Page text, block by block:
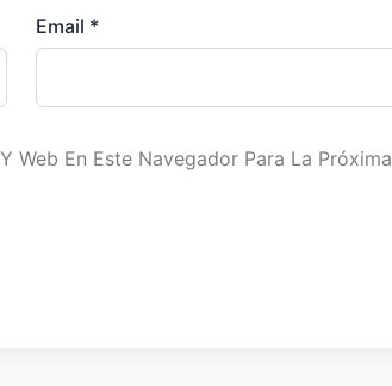
Email *
Web En Este Navegador Para La Próxima